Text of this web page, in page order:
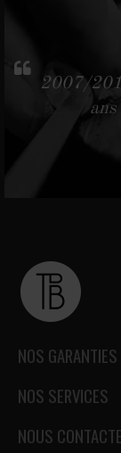
2007/
ans
NOS GARANTIES
NOS SERVICES
NOUS